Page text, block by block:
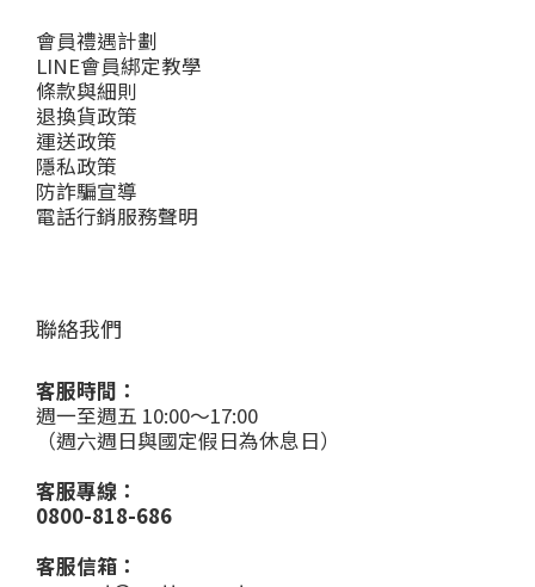
會員禮遇計劃
LINE會員綁定教學
條款與細則
退換貨政策
運送政策
隱私政策
防詐騙宣導
電話行銷服務聲明
聯絡我們
客服時間：
週一至週五 10:00～17:00
（週六週日與國定假日為休息日）
客服專線：
0800-818-686
客服信箱：